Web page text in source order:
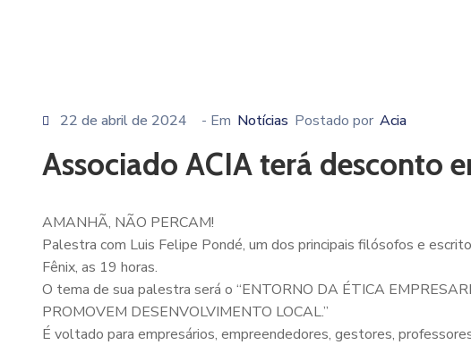
22 de abril de 2024 - Em Notícias Postado por Acia
Associado ACIA terá desconto
AMANHÃ, NÃO PERCAM!
Palestra com Luis Felipe Pondé, um dos principais filósofos e
Fênix, as 19 horas.
O tema de sua palestra será o “ENTORNO DA ÉTICA
PROMOVEM DESENVOLVIMENTO LOCAL.”
É voltado para empresários, empreendedores, gestores,